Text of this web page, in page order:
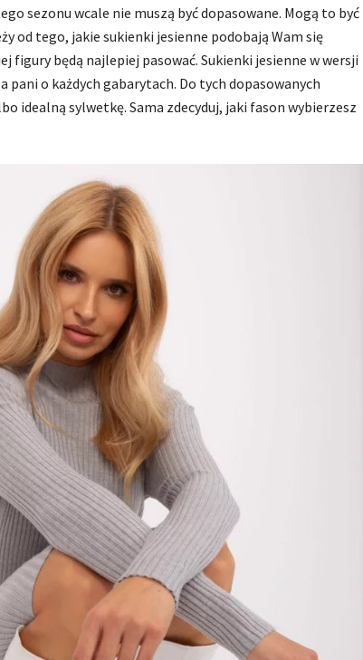
sezonu wcale nie muszą być dopasowane. Mogą to być
od tego, jakie sukienki jesienne podobają Wam się
figury będą najlepiej pasować. Sukienki jesienne w wersji
pani o każdych gabarytach. Do tych dopasowanych
idealną sylwetkę. Sama zdecyduj, jaki fason wybierzesz